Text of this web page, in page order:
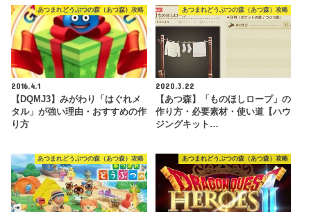
あつまれどうぶつの森（あつ森）攻略
2016.4.1
【DQMJ3】みがわり「はぐれメ
タル」が強い理由・おすすめの作
り方
あつまれどうぶつの森（あつ森）攻略
2020.3.22
【あつ森】「ものほしロープ」の
作り方・必要素材・使い道【ハウ
ジングキット…
あつまれどうぶつの森（あつ森）攻略 あつまれどうぶつの森（あつ森）攻略